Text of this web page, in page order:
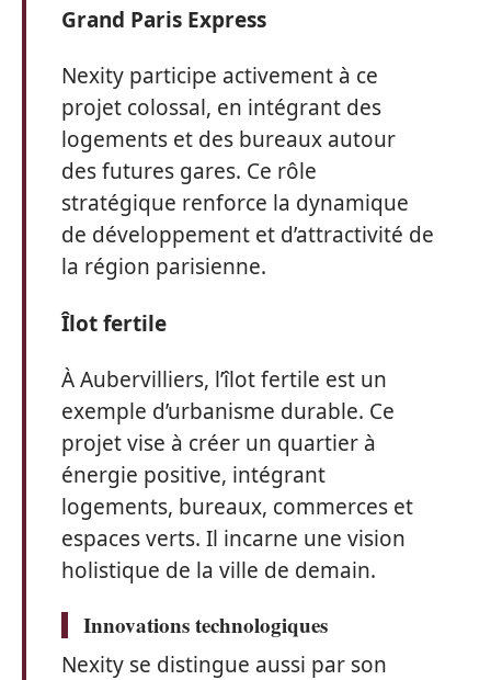
Grand Paris Express
Nexity participe activement à ce
projet colossal, en intégrant des
logements et des bureaux autour
des futures gares. Ce rôle
stratégique renforce la dynamique
de développement et d’attractivité de
la région parisienne.
Îlot fertile
À Aubervilliers, l’îlot fertile est un
exemple d’urbanisme durable. Ce
projet vise à créer un quartier à
énergie positive, intégrant
logements, bureaux, commerces et
espaces verts. Il incarne une vision
holistique de la ville de demain.
Innovations technologiques
Nexity se distingue aussi par son